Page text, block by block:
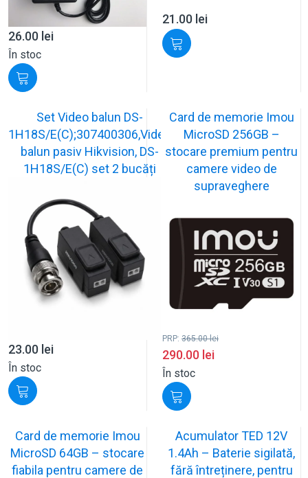
26.00 lei
În stoc
21.00 lei
Set Video balun DS-
1H18S/E(C);307400306,Video
balun pasiv Hikvision, DS-
1H18S/E(C) set 2 bucăți
23.00 lei
În stoc
Card de memorie Imou
MicroSD 256GB –
stocare premium pentru
camere video de
supraveghere
PRP: 365.00lei
290.00 lei
În stoc
Card de memorie Imou
MicroSD 64GB – stocare
fiabila pentru camere de
Acumulator TED 12V
1.4Ah – Baterie sigilată,
fără întreținere, pentru